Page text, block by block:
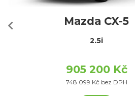
Mazda CX-5
2.5i
905 200 Kč
748 099 Kč bez DPH